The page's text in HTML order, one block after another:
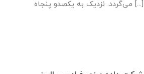
می‌گردد. نزدیک به یکصدو پنجاه [...]